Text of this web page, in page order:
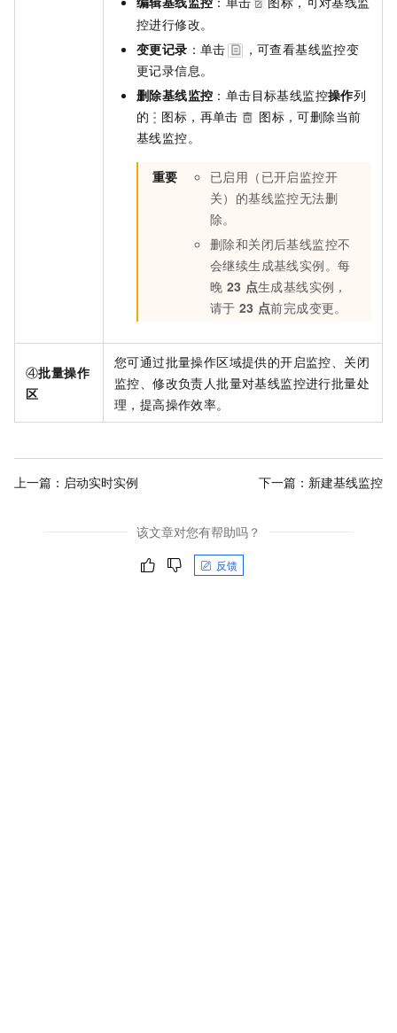
控进行修改。
变更记录 ：单击
，可查看基线监控变
更记录信息。
删除基线监控 ：单击目标基线监控操作列
的
图标，再单击
图标，可删除当前
基线监控。
重要
已启用（已开启监控开
关）的基线监控无法删
除。
删除和关闭后基线监控不
会继续生成基线实例。每
晚 23 点生成基线实例，
请于 23 点前完成变更。
④批量操作
区
您可通过批量操作区域提供的开启监控、关闭
监控、修改负责人批量对基线监控进行批量处
理，提高操作效率。
上一篇： 启动实时实例 下一篇： 新建基线监控
该文章对您有帮助吗？
反馈